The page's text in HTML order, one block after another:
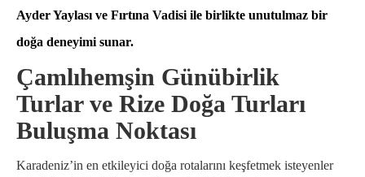
Ayder Yaylası ve Fırtına Vadisi ile birlikte unutulmaz bir
doğa deneyimi sunar.
Çamlıhemşin Günübirlik
Turlar ve Rize Doğa Turları
Buluşma Noktası
Karadeniz’in en etkileyici doğa rotalarını keşfetmek isteyenler